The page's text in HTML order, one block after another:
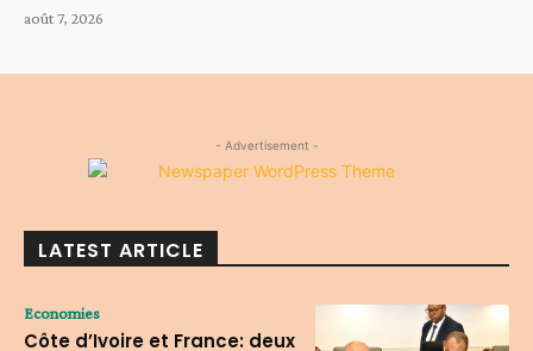
août 7, 2026
- Advertisement -
LATEST ARTICLE
Economies
Côte d’Ivoire et France: deux